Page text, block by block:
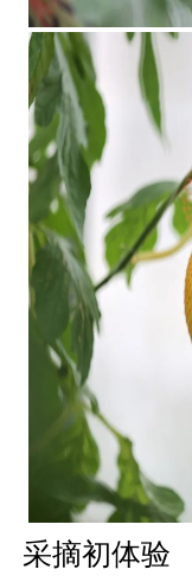
采摘初体验